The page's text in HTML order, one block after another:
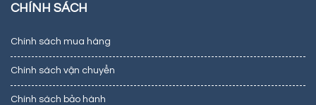
CHÍNH SÁCH
Chính sách mua hàng
Chính sách vận chuyển
Chính sách bảo hành